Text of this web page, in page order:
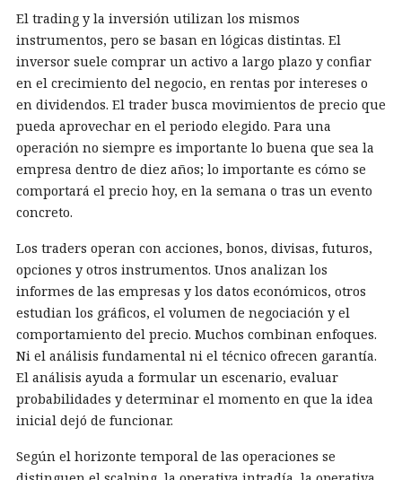
El trading y la inversión utilizan los mismos
instrumentos, pero se basan en lógicas distintas. El
inversor suele comprar un activo a largo plazo y confiar
en el crecimiento del negocio, en rentas por intereses o
en dividendos. El trader busca movimientos de precio que
pueda aprovechar en el periodo elegido. Para una
operación no siempre es importante lo buena que sea la
empresa dentro de diez años; lo importante es cómo se
comportará el precio hoy, en la semana o tras un evento
concreto.
Los traders operan con acciones, bonos, divisas, futuros,
opciones y otros instrumentos. Unos analizan los
informes de las empresas y los datos económicos, otros
estudian los gráficos, el volumen de negociación y el
comportamiento del precio. Muchos combinan enfoques.
Ni el análisis fundamental ni el técnico ofrecen garantía.
El análisis ayuda a formular un escenario, evaluar
probabilidades y determinar el momento en que la idea
inicial dejó de funcionar.
Según el horizonte temporal de las operaciones se